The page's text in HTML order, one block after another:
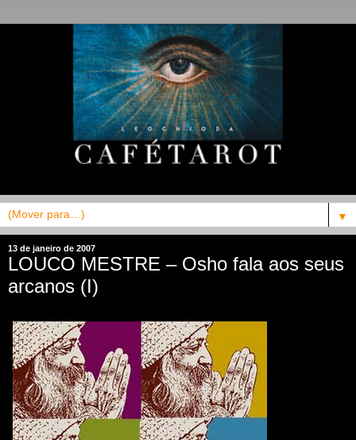
▼
13 de janeiro de 2007
LOUCO MESTRE – Osho fala aos seus
arcanos (I)